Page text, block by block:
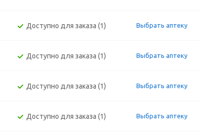
Доступно для заказа (1) Выбрать аптеку
Доступно для заказа (1) Выбрать аптеку
Доступно для заказа (1) Выбрать аптеку
Доступно для заказа (1) Выбрать аптеку